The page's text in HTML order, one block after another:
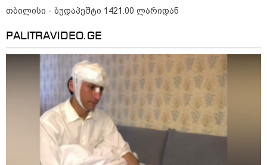
პოლიტიკა
თბილისი - ბუდაპეშტი 1421.00 ლარიდან
PALITRAVIDEO.GE